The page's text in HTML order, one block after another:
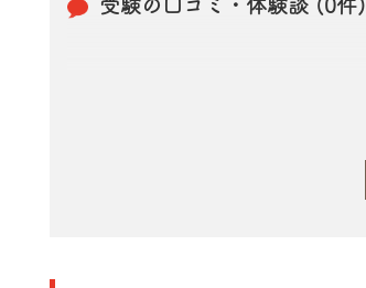
受験の口コミ・体験談 (0件)